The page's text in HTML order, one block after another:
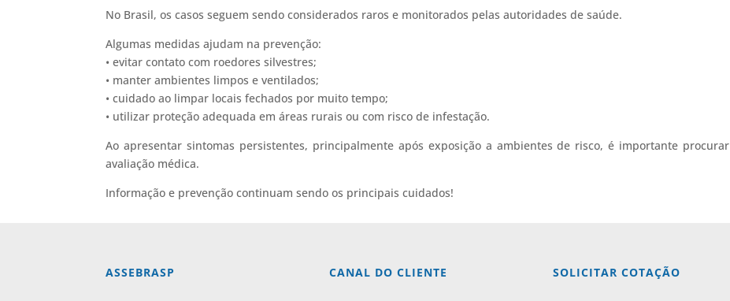
No Brasil, os casos seguem sendo considerados raros e monitorados pelas autoridades de saúde.
Algumas medidas ajudam na prevenção:
• evitar contato com roedores silvestres;
• manter ambientes limpos e ventilados;
• cuidado ao limpar locais fechados por muito tempo;
• utilizar proteção adequada em áreas rurais ou com risco de infestação.
Ao apresentar sintomas persistentes, principalmente após exposição a ambientes de risco, é importante procurar
avaliação médica.
Informação e prevenção continuam sendo os principais cuidados!
ASSEBRASP CANAL DO CLIENTE SOLICITAR COTAÇÃO